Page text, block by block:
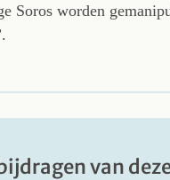
Soros worden
van